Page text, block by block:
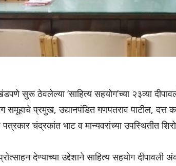
सुरू ठेवलेल्या ‘साहित्य सहयोग’च्या २३व्या
समूहाचे प्रमुख, उद्यानपंडित गणपतराव पाटील,
चंद्रकांत भाट व मान्यवरांच्या उपस्थितीत
देण्याच्या उद्देशाने साहित्य सहयोग